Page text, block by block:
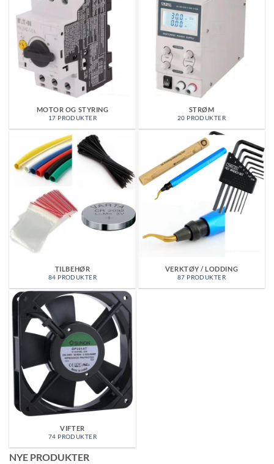
MOTOR OG STYRING
17 PRODUKTER
STRØM
20 PRODUKTER
TILBEHØR
84 PRODUKTER
VERKTØY / LODDING
87 PRODUKTER
VIFTER
74 PRODUKTER
NYE PRODUKTER